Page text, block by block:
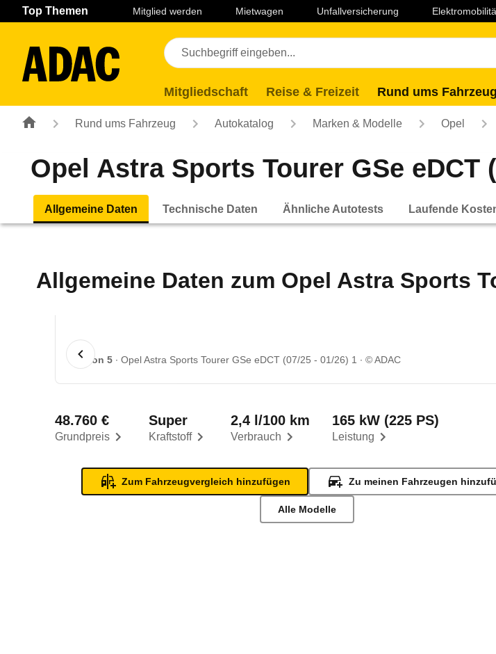
Navigation Seiteninhalt Fußzeile
Top Themen Mitglied werden Mietwagen Unfallversicherung
Mitgliedschaft Reise & Freizeit Rund ums Fahrzeug
Rund ums Fahrzeug Autokatalog Marken & Modelle Opel
Opel Astra Sports Tourer GSe eDCT
Allgemeine Daten Technische Daten Ähnliche Autotests Laufende
Allgemeine Daten zum Opel Astra Sports
1 von 5 Opel Astra Sports Tourer GSe eDCT (07/25 - 01/26) 1 © ADAC
Grundpreis
48.760 €
Kraftstoff
Super
Verbrauch
2,4 l/100 km
Leistung
165 kW (225 PS)
Zum Fahrzeugvergleich hinzufügen Zu meinen Fahrzeugen
Alle Modelle